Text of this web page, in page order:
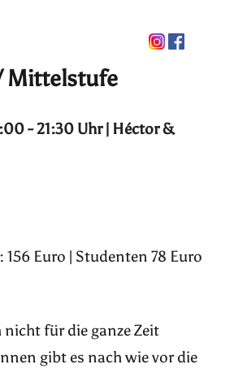
Mittelstufe
- 21:30 Uhr | Héctor &
156 Euro | Studenten 78 Euro
nicht für die ganze Zeit
gibt es nach wie vor die